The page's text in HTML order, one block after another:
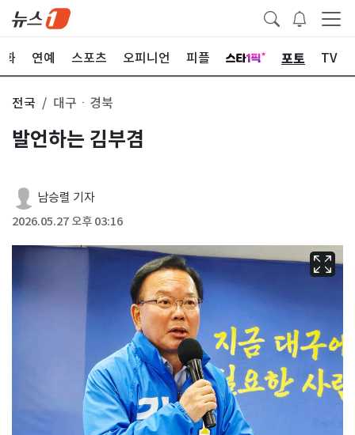
화 연예 스포츠 오피니언 피플 포토 TV
전국 대구ㆍ경북
발언하는 김부겸
남승렬 기자
2026.05.27 오후 03:16